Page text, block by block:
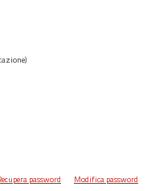
password Modifica password